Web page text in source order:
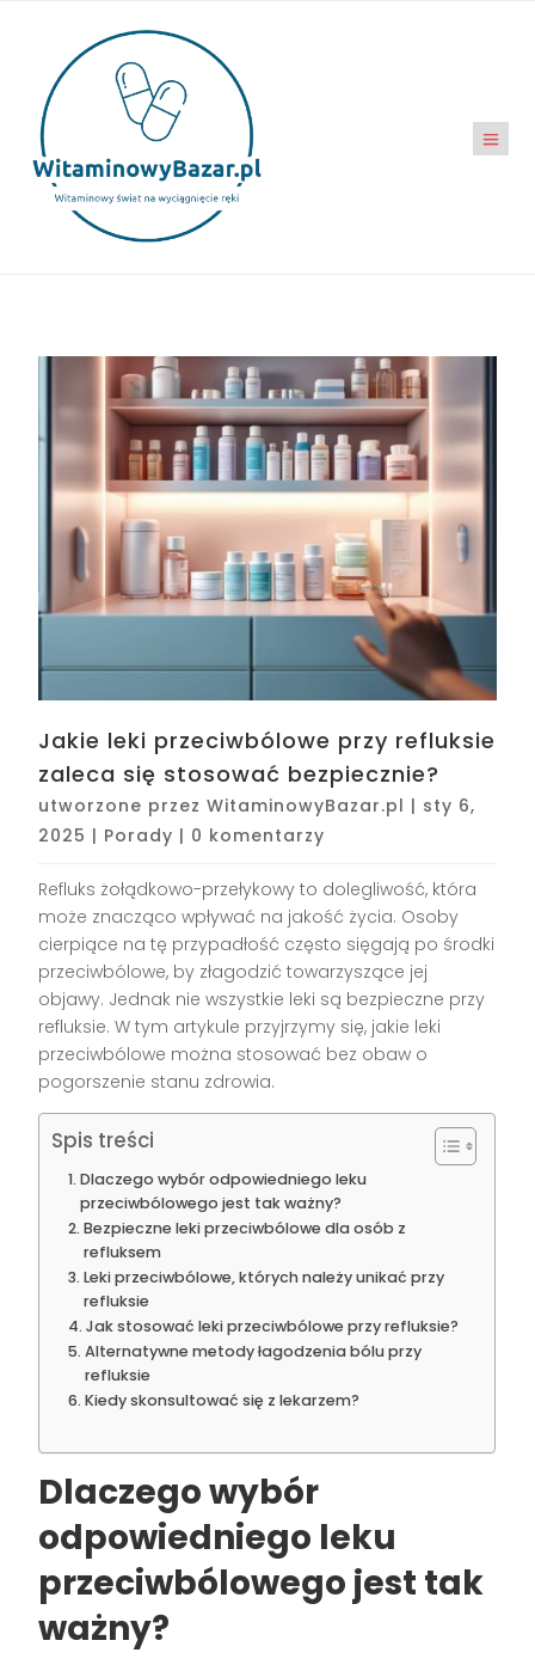
Jakie leki przeciwbólowe przy refluksie
zaleca się stosować bezpiecznie?
utworzone przezWitaminowyBazar.pl | sty 6,
2025 | Porady | 0 komentarzy
Refluks żołądkowo-przełykowy to dolegliwość, która
może znacząco wpływać na jakość życia. Osoby
cierpiące na tę przypadłość często sięgają po środki
przeciwbólowe, by złagodzić towarzyszące jej
objawy. Jednak nie wszystkie leki są bezpieczne przy
refluksie. W tym artykule przyjrzymy się, jakie leki
przeciwbólowe można stosować bez obaw o
pogorszenie stanu zdrowia.
Spis treści
Dlaczego wybór odpowiedniego leku
przeciwbólowego jest tak ważny?
Bezpieczne leki przeciwbólowe dla osób z
refluksem
Leki przeciwbólowe, których należy unikać przy
refluksie
Jak stosować leki przeciwbólowe przy refluksie?
Alternatywne metody łagodzenia bólu przy
refluksie
Kiedy skonsultować się z lekarzem?
Dlaczego wybór
odpowiedniego leku
przeciwbólowego jest tak
ważny?